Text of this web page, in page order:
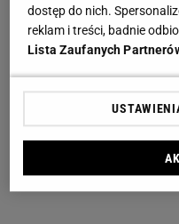
dostęp do nich.
reklam i treści, badnie
Lista Zaufanych